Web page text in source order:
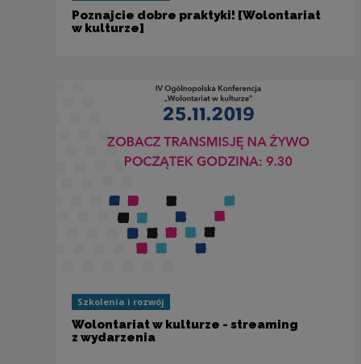
Poznajcie dobre praktyki! [Wolontariat
w kulturze]
Szkolenia i rozwój
Wolontariat w kulturze - streaming
z wydarzenia